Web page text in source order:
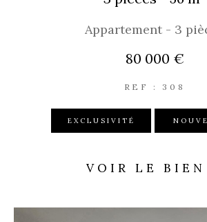
Appartement - 3
80 000 €
REF : 308
EXCLUSIVITÉ
VOIR LE BIEN